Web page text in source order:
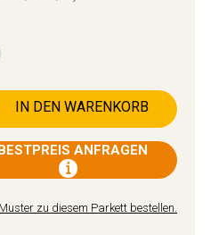
IN DEN WARENKORB
ANFRAGEN
zu diesem Parkett bestellen.